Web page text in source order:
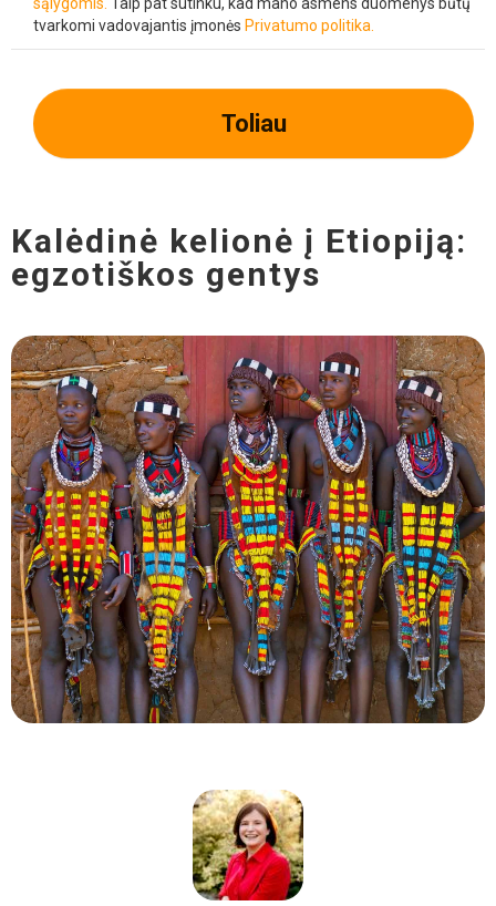
tvarkomi vadovajantis įmonės Privatumo politika.
Toliau
Kalėdinė kelionė į Etiopiją:
egzotiškos gentys